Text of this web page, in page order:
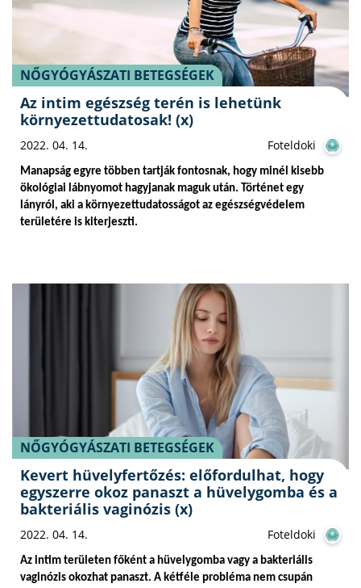
NŐGYÓGYÁSZATI BETEGSÉGEK
Az intim egészség terén is lehetünk
környezettudatosak! (x)
2022. 04. 14. Foteldoki
Manapság egyre többen tartják fontosnak, hogy minél kisebb
ökológiai lábnyomot hagyjanak maguk után. Történet egy
lányról, aki a környezettudatosságot az egészségvédelem
területére is kiterjeszti.
NŐGYÓGYÁSZATI BETEGSÉGEK
Kevert hüvelyfertőzés: előfordulhat, hogy
egyszerre okoz panaszt a hüvelygomba és a
bakteriális vaginózis (x)
2022. 04. 14. Foteldoki
Az intim területen főként a hüvelygomba vagy a bakteriális
vaginózis okozhat panaszt. A kétféle probléma nem csupán